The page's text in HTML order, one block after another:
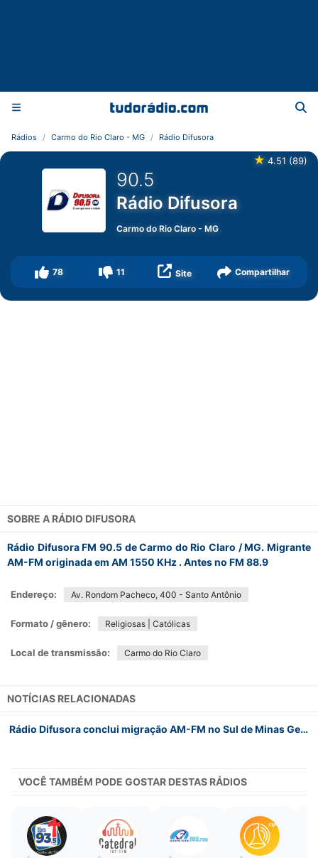
Rádios Carmo do Rio Claro - MG Rádio Difusora
★ 4.51 (89)
90.5
Rádio Difusora
Carmo do Rio Claro -MG
78 11 Site Compartilhar
SOBRE A RÁDIO DIFUSORA
Rádio Difusora FM 90.5 de Carmo do Rio Claro / MG. Migrante
AM-FM originada em AM 1550 KHz . Antes no FM 88.9
Endereço: Av. Rondom Pacheco, 400 - Santo Antônio
Formato / gênero: Religiosas | Católicas
Local de transmissão: Carmo do Rio Claro
NOTÍCIAS RELACIONADAS
Rádio Difusora conclui migração AM-FM no Sul de Minas Gerais e já opera em definitivo em novo canal
VOCÊ TAMBÉM PODE GOSTAR DESTAS RÁDIOS